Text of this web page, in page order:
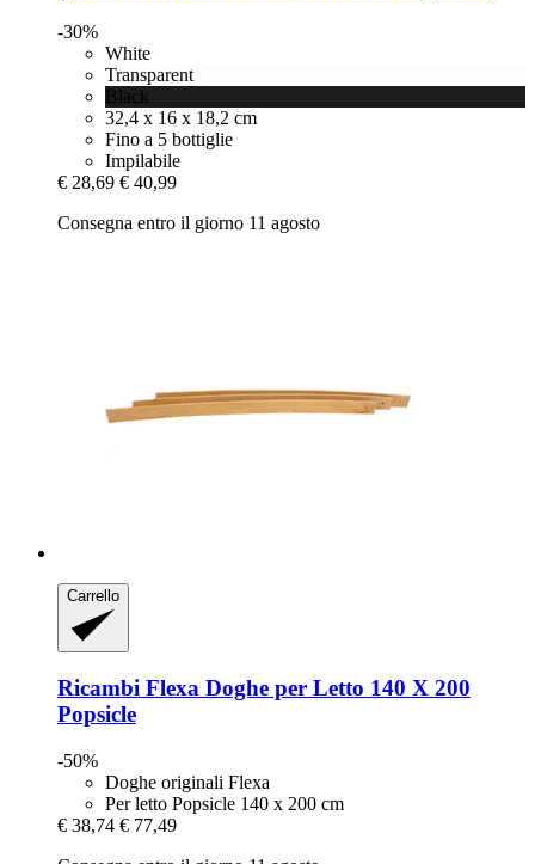
-30%
White
Transparent
Black
32,4 x 16 x 18,2 cm
Fino a 5 bottiglie
Impilabile
€ 28,69 € 40,99
Consegna entro il giorno 11 agosto
Carrello
Ricambi Flexa Doghe per Letto 140 X 200
Popsicle
-50%
Doghe originali Flexa
Per letto Popsicle 140 x 200 cm
€ 38,74 € 77,49